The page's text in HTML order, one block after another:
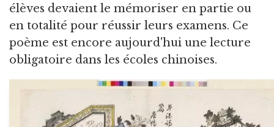
élèves devaient le mémoriser en partie ou
en totalité pour réussir leurs examens. Ce
poème est encore aujourd'hui une lecture
obligatoire dans les écoles chinoises.